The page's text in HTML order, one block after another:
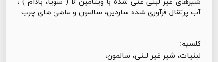
آب پرتقال فرآوری شده ساردین، سالمون و ماهی های چرب
کلسیم:
لبنیات، شیر غیر لبنی، سالمون،